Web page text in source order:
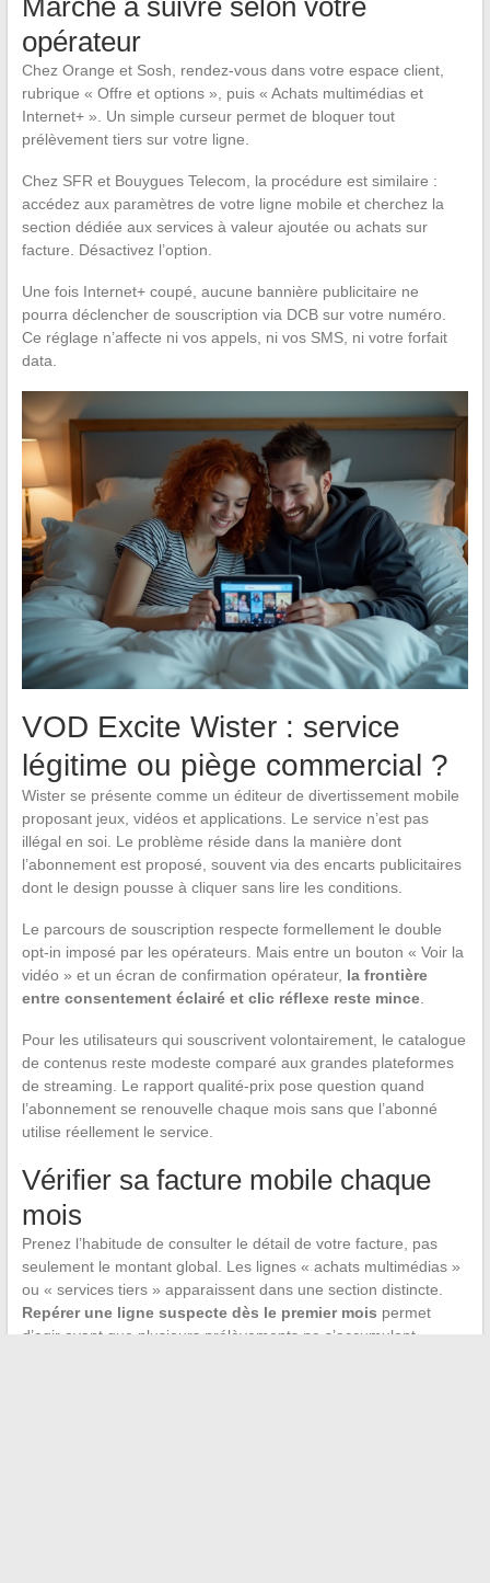
Marche à suivre selon votre
opérateur
Chez Orange et Sosh, rendez-vous dans votre espace client,
rubrique « Offre et options », puis « Achats multimédias et
Internet+ ». Un simple curseur permet de bloquer tout
prélèvement tiers sur votre ligne.
Chez SFR et Bouygues Telecom, la procédure est similaire :
accédez aux paramètres de votre ligne mobile et cherchez la
section dédiée aux services à valeur ajoutée ou achats sur
facture. Désactivez l’option.
Une fois Internet+ coupé, aucune bannière publicitaire ne
pourra déclencher de souscription via DCB sur votre numéro.
Ce réglage n’affecte ni vos appels, ni vos SMS, ni votre forfait
data.
VOD Excite Wister : service
légitime ou piège commercial ?
Wister se présente comme un éditeur de divertissement mobile
proposant jeux, vidéos et applications. Le service n’est pas
illégal en soi. Le problème réside dans la manière dont
l’abonnement est proposé, souvent via des encarts publicitaires
dont le design pousse à cliquer sans lire les conditions.
Le parcours de souscription respecte formellement le double
opt-in imposé par les opérateurs. Mais entre un bouton « Voir la
vidéo » et un écran de confirmation opérateur, la frontière
entre consentement éclairé et clic réflexe reste mince.
Pour les utilisateurs qui souscrivent volontairement, le catalogue
de contenus reste modeste comparé aux grandes plateformes
de streaming. Le rapport qualité-prix pose question quand
l’abonnement se renouvelle chaque mois sans que l’abonné
utilise réellement le service.
Vérifier sa facture mobile chaque
mois
Prenez l’habitude de consulter le détail de votre facture, pas
seulement le montant global. Les lignes « achats multimédias »
ou « services tiers » apparaissent dans une section distincte.
Repérer une ligne suspecte dès le premier mois permet
d’agir avant que plusieurs prélèvements ne s’accumulent.